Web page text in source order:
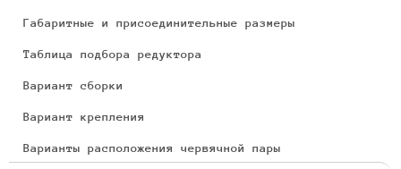
Габаритные и присоединительные размеры
Таблица подбора редуктора
Вариант сборки
Вариант крепления
Варианты расположения червячной пары